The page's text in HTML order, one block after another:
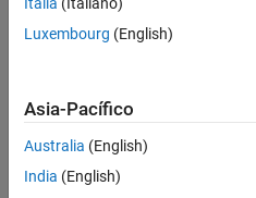
Luxembourg (English)
Asia-Pacífico
Australia (English)
India (English)